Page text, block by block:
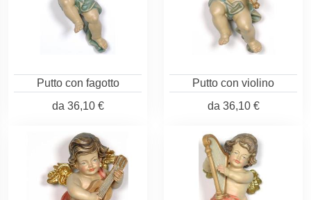
Putto con fagotto
da 36,10 €
Putto con violino
da 36,10 €